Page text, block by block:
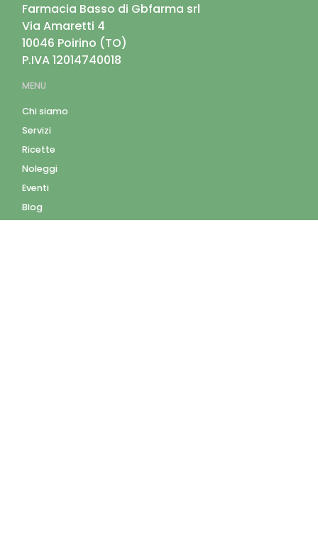
Farmacia Basso di Gbfarma srl
Via Amaretti 4
10046 Poirino (TO)
P.IVA12014740018
MENU
Chi siamo
Servizi
Ricette
Noleggi
Eventi
Blog